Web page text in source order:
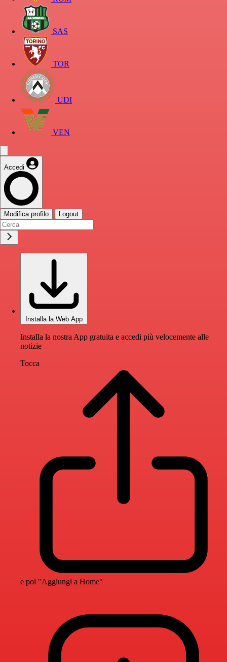
SAS
TOR
UDI
VEN
Accedi
Modifica profilo Logout
Installa la Web App
Installa la nostra App gratuita e accedi più velocemente alle
notizie
Tocca
e poi "Aggiungi a Home"